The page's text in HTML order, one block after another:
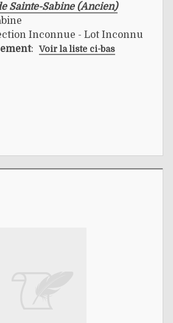
Sainte-Sabine (Ancien)
Inconnue - Lot Inconnu
: Voir la liste ci-bas